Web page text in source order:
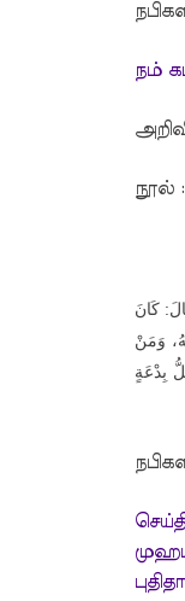
நம்
நூல்
كَانَ
وَمَنْ
بِدْعَةٍ